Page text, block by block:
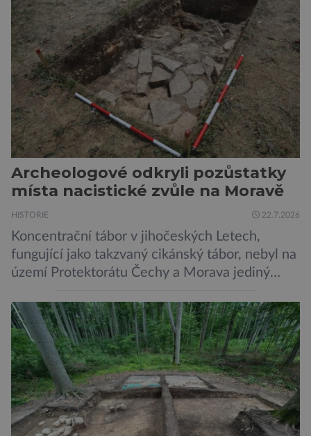
vzniklé ozářením přenášejí na potomstvo. Před
pěti lety, těsně před 35. výročím výbuchu
Černobylské jaderné elektrárny, […]
Archeologové odkryli pozůstatky
místa nacistické zvůle na Moravě
HISTORIE 22.7.2026
Koncentrační tábor v jihočeských Letech,
fungující jako takzvaný cikánský tábor, nebyl na
území Protektorátu Čechy a Morava jediný
v Hodoníně u Kunštátu. Jeho pozůstatky byly
nedávno odkrývány archeology. Někteří z asi
1400 Romů a Sintů, kteří byli v táboře
internováni, v něm vydechli naposledy. Jiné
čekal transport do […]